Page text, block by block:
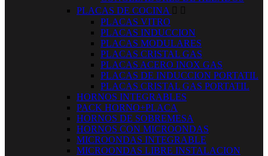
PLACAS DE COCINA  
PLACAS VITRO
PLACAS INDUCCION
PLACAS MODULARES
PLACAS CRISTAL GAS
PLACAS ACERO INOX GAS
PLACAS DE INDUCCION PORTATIL
PLACAS CRISTAL GAS PORTATIL
HORNOS INTEGRABLES
PACK HORNO+PLACA
HORNOS DE SOBREMESA
HORNOS CON MICROONDAS
MICROONDAS INTEGRABLE
MICROONDAS LIBRE INSTALACION